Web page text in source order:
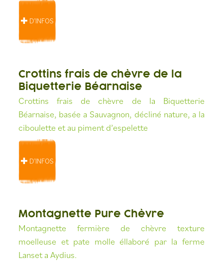
D’INFOS
Crottins frais de chèvre de la
Biquetterie Béarnaise
Crottins frais de chèvre de la Biquetterie
Béarnaise, basée a Sauvagnon, décliné nature, a la
ciboulette et au piment d’espelette
D’INFOS
Montagnette Pure Chèvre
Montagnette fermière de chèvre texture
moelleuse et pate molle éllaboré par la ferme
Lanset a Aydius.